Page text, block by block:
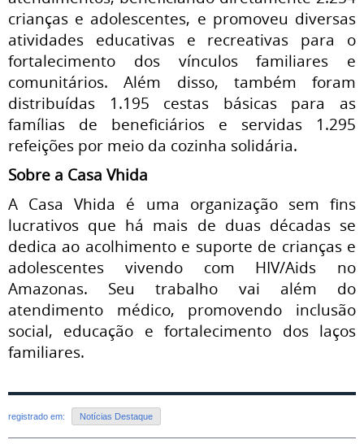
crianças e adolescentes, e promoveu diversas
atividades educativas e recreativas para o
fortalecimento dos vínculos familiares e
comunitários. Além disso, também foram
distribuídas 1.195 cestas básicas para as
famílias de beneficiários e servidas 1.295
refeições por meio da cozinha solidária.
Sobre a Casa Vhida
A Casa Vhida é uma organização sem fins
lucrativos que há mais de duas décadas se
dedica ao acolhimento e suporte de crianças e
adolescentes vivendo com HIV/Aids no
Amazonas. Seu trabalho vai além do
atendimento médico, promovendo inclusão
social, educação e fortalecimento dos laços
familiares.
registrado em: Notícias Destaque